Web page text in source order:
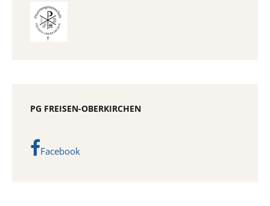
PG FREISEN-OBERKIRCHEN
Facebook